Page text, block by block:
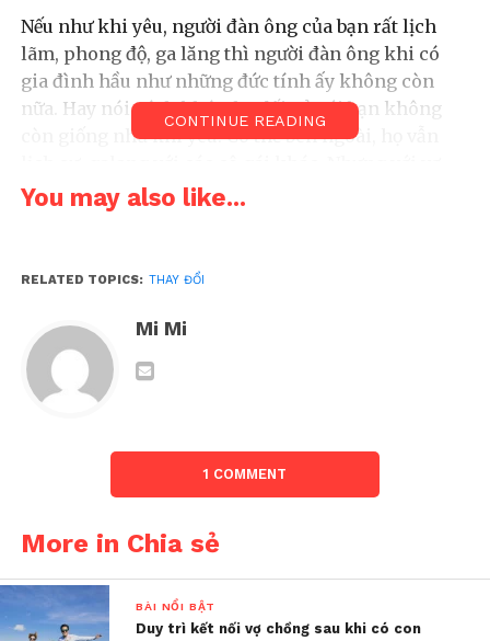
Nếu như khi yêu, người đàn ông của bạn rất lịch
lãm, phong độ, ga lăng thì người đàn ông khi có
gia đình hầu như những đức tính ấy không còn
nữa. Hay nói cách khác, họ đối xử với bạn không
còn giống như khi yêu. Có thể bên ngoài, họ vẫn
thì không! Tôi không nói là tất cả đàn ông đều như
vậy, nhưng đáng tiếc chồng tôi nằm trong số
CONTINUE READING
You may also like...
RELATED TOPICS: THAY ĐỔI
Mi Mi
1 COMMENT
More in Chia sẻ
BÀI NỔI BẬT
Duy trì kết nối vợ chồng sau khi có con